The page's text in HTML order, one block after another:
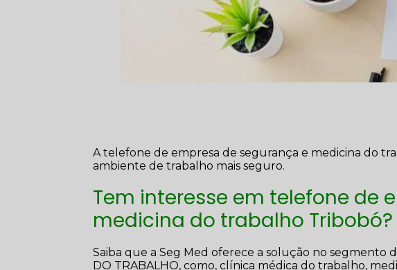
A telefone de empresa de segurança e medicina do
ambiente de trabalho mais seguro.
Tem interesse em telefone de
medicina do trabalho Tribobó?
Saiba que a Seg Med oferece a solução no segmento
DO TRABALHO, como, clínica médica do trabalho,